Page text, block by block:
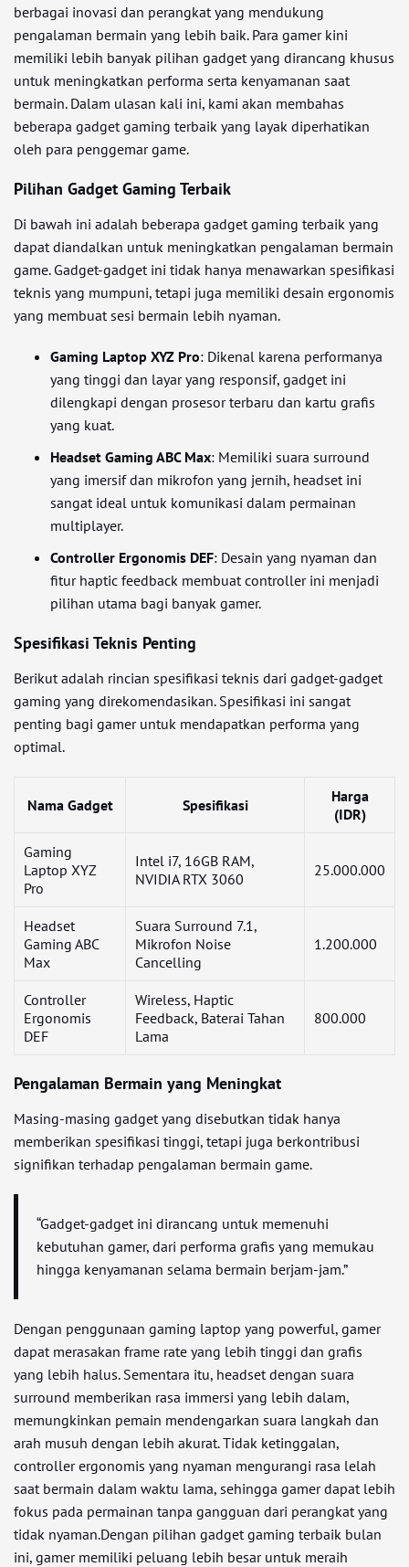
berbagai inovasi dan perangkat yang mendukung
pengalaman bermain yang lebih baik. Para gamer kini
memiliki lebih banyak pilihan gadget yang dirancang khusus
untuk meningkatkan performa serta kenyamanan saat
bermain. Dalam ulasan kali ini, kami akan membahas
beberapa gadget gaming terbaik yang layak diperhatikan
oleh para penggemar game.
Pilihan Gadget Gaming Terbaik
Di bawah ini adalah beberapa gadget gaming terbaik yang
dapat diandalkan untuk meningkatkan pengalaman bermain
game. Gadget-gadget ini tidak hanya menawarkan spesifikasi
teknis yang mumpuni, tetapi juga memiliki desain ergonomis
yang membuat sesi bermain lebih nyaman.
Gaming Laptop XYZ Pro: Dikenal karena performanya
yang tinggi dan layar yang responsif, gadget ini
dilengkapi dengan prosesor terbaru dan kartu grafis
yang kuat.
Headset Gaming ABC Max: Memiliki suara surround
yang imersif dan mikrofon yang jernih, headset ini
sangat ideal untuk komunikasi dalam permainan
multiplayer.
Controller Ergonomis DEF: Desain yang nyaman dan
fitur haptic feedback membuat controller ini menjadi
pilihan utama bagi banyak gamer.
Spesifikasi Teknis Penting
Berikut adalah rincian spesifikasi teknis dari gadget-gadget
gaming yang direkomendasikan. Spesifikasi ini sangat
penting bagi gamer untuk mendapatkan performa yang
optimal.
Nama Gadget Spesifikasi
Harga
(IDR)
Gaming
Laptop XYZ
Pro
Intel i7, 16GB RAM,
NVIDIA RTX 3060
25.000.000
Headset
Gaming ABC
Max
Suara Surround 7.1,
Mikrofon Noise
Cancelling
1.200.000
Controller
Ergonomis
DEF
Wireless, Haptic
Feedback, Baterai Tahan
Lama
800.000
Pengalaman Bermain yang Meningkat
Masing-masing gadget yang disebutkan tidak hanya
memberikan spesifikasi tinggi, tetapi juga berkontribusi
signifikan terhadap pengalaman bermain game.
“Gadget-gadget ini dirancang untuk memenuhi
kebutuhan gamer, dari performa grafis yang memukau
hingga kenyamanan selama bermain berjam-jam.”
Dengan penggunaan gaming laptop yang powerful, gamer
dapat merasakan frame rate yang lebih tinggi dan grafis
yang lebih halus. Sementara itu, headset dengan suara
surround memberikan rasa immersi yang lebih dalam,
memungkinkan pemain mendengarkan suara langkah dan
arah musuh dengan lebih akurat. Tidak ketinggalan,
controller ergonomis yang nyaman mengurangi rasa lelah
saat bermain dalam waktu lama, sehingga gamer dapat lebih
fokus pada permainan tanpa gangguan dari perangkat yang
tidak nyaman.Dengan pilihan gadget gaming terbaik bulan
ini, gamer memiliki peluang lebih besar untuk meraih